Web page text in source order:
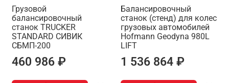
Грузовой
балансировочный
станок TRUCKER
STANDARD СИВИК
СБМП-200
460 986 ₽
Балансировочный
станок (стенд) для колес
грузовых автомобилей
Hofmann Geodyna 980L
LIFT
1 536 864 ₽